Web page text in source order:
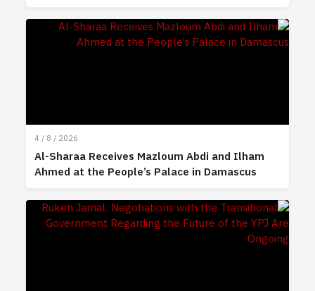
4 / 8 / 2026
Al-Sharaa Receives Mazloum Abdi and Ilham
Ahmed at the People’s Palace in Damascus